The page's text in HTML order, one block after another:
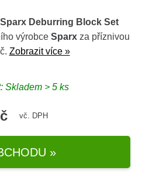
Deburring Block Set
výrobce Sparx za příznivou
Zobrazit více »
Skladem > 5 ks
vč. DPH
»